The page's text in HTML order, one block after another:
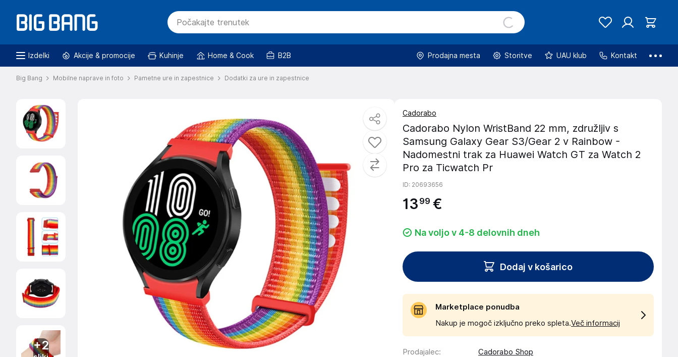
Izdelki Akcije & promocije Kuhinje Home & Cook B2B Prodajna mesta Storitve UAU klub Kontakt
Big Bang Mobilne naprave in foto Pametne ure in zapestnice Dodatki za ure in zapestnice
+2
Cadorabo
Cadorabo Nylon WristBand 22 mm, združljiv s
Samsung Galaxy Gear S3/Gear 2 v Rainbow -
Nadomestni trak za Huawei Watch GT za Watch 2
Pro za Ticwatch Pr
ID: 20693656
13 99 €
Na voljo v 4-8 delovnih dneh
Dodaj v košarico
Marketplace ponudba
Nakup je mogoč izključno preko spleta.Več informacij
Prodajalec:
Cadorabo Shop